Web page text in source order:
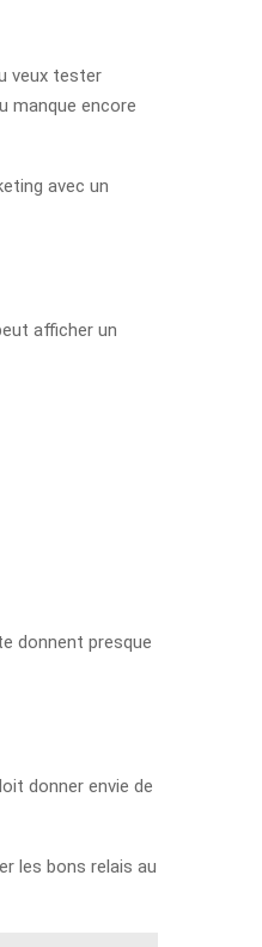
veux tester
manque encore
avec un
afficher un
donnent presque
donner envie de
les bons relais au